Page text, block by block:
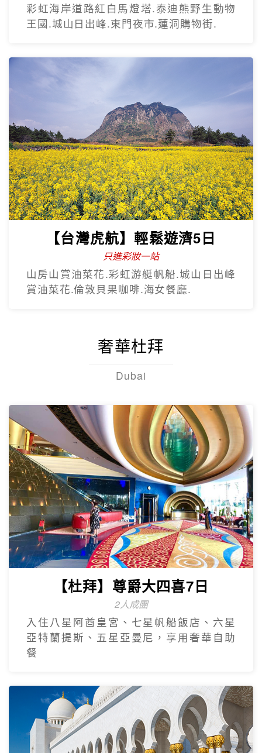
彩虹海岸道路紅白馬燈塔.泰迪熊野生動物
王國.城山日出峰.東門夜市.蓮洞購物街.
【台灣虎航】輕鬆遊濟5日
只進彩妝一站
山房山賞油菜花.彩虹游艇帆船.城山日出峰
賞油菜花.倫敦貝果咖啡.海女餐廳.
奢華杜拜
Dubai
【杜拜】尊爵大四喜7日
2人成團
入住八星阿酋皇宮、七星帆船飯店、六星
亞特蘭提斯、五星亞曼尼，享用奢華自助
餐